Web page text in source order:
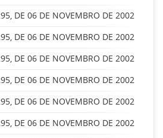
DE 06 DE NOVEMBRO DE 2002
DE 06 DE NOVEMBRO DE 2002
DE 06 DE NOVEMBRO DE 2002
DE 06 DE NOVEMBRO DE 2002
DE 06 DE NOVEMBRO DE 2002
DE 06 DE NOVEMBRO DE 2002